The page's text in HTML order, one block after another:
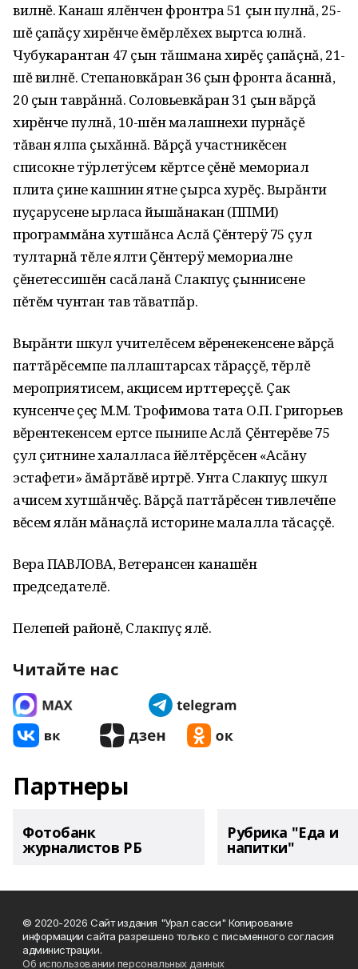
вилнĕ. Канаш ялĕнчен фронтра 51 çын пулнă, 25-
шĕ çапăçу хирĕнче ĕмĕрлĕхех выртса юлнă.
Чубукарантан 47 çын тăшмана хирĕç çапăçнă, 21-
шĕ вилнĕ. Степановкăран 36 çын фронта ăсаннă,
20 çын таврăннă. Соловьевкăран 31 çын вăрçă
хирĕнче пулнă, 10-шĕн малашнехи пурнăçĕ
тăван ялпа çыхăннă. Вăрçă участникĕсен
списокне тÿрлетÿсем кĕртсе çĕнĕ мемориал
плита çине кашнин ятне çырса хурĕç. Вырăнти
пуçарусене ырласа йышăнакан (ППМИ)
программăна хутшăнса Аслă Çĕнтерÿ 75 çул
тултарнă тĕле ялти Çĕнтерÿ мемориалне
çĕнетессишĕн сасăланă Слакпуç çыннисене
пĕтĕм чунтан тав тăватпăр.
Вырăнти шкул учителĕсем вĕренекенсене вăрçă
паттăрĕсемпе паллаштарсах тăраççĕ, тĕрлĕ
мероприятисем, акцисем ирттереççĕ. Çак
кунсенче çеç М.М. Трофимова тата О.П. Григорьев
вĕрентекенсем ертсе пынипе Аслă Çĕнтерĕве 75
çул çитнине халалласа йĕлтĕрçĕсен «Асăну
эстафети» ăмăртăвĕ иртрĕ. Унта Слакпуç шкул
ачисем хутшăнчĕç. Вăрçă паттăрĕсен тивлечĕпе
вĕсем ялăн мăнаçлă историне малалла тăсаççĕ.
Вера ПАВЛОВА, Ветерансен канашĕн
председателĕ.
Пелепей районĕ, Слакпуç ялĕ.
Читайте нас
Партнеры
Фотобанк
журналистов РБ
Рубрика "Еда и
напитки"
© 2020-2026 Сайт издания "Урал сасси" Копирование
информации сайта разрешено только с письменного согласия
администрации.
Об использовании персональных данных